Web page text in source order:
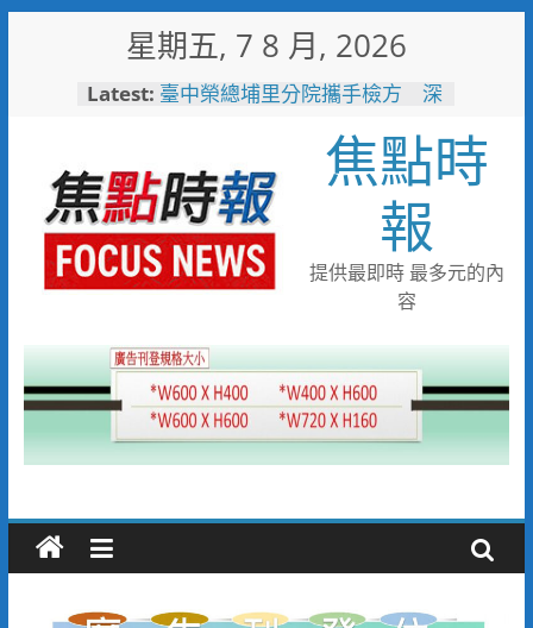
星期五, 7 8 月, 2026
Latest: 男子性侵偷拍又餵毒致傳播女暴
臺中榮總埔里分院攜手檢方 深
化醫事倫理教育
「路不是你的」！騎士大鬧城鎮
韌性演習 前鎮警鐵腕攔停送辦
珍惜119報案專線資源 切勿無故
撥打或謊報案件
白海豚颱風來襲！台電台東區處
全面整備迎戰強風豪雨 籲多利
焦點時
報
提供最即時 最多元的內
容